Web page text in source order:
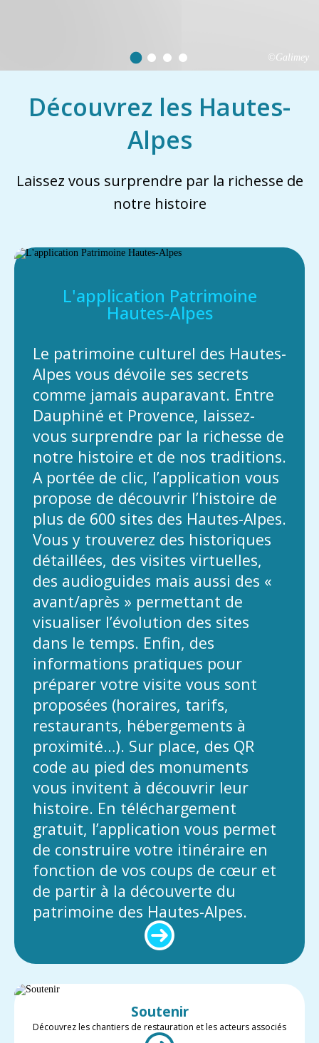
©Galimey
Découvrez les Hautes-
Alpes
Laissez vous surprendre par la richesse de
notre histoire
L'application Patrimoine
Hautes-Alpes
Le patrimoine culturel des Hautes-
Alpes vous dévoile ses secrets
comme jamais auparavant. Entre
Dauphiné et Provence, laissez-
vous surprendre par la richesse de
notre histoire et de nos traditions.
A portée de clic, l’application vous
propose de découvrir l’histoire de
plus de 600 sites des Hautes-Alpes.
Vous y trouverez des historiques
détaillées, des visites virtuelles,
des audioguides mais aussi des «
avant/après » permettant de
visualiser l’évolution des sites
dans le temps. Enfin, des
informations pratiques pour
préparer votre visite vous sont
proposées (horaires, tarifs,
restaurants, hébergements à
proximité…). Sur place, des QR
code au pied des monuments
vous invitent à découvrir leur
histoire. En téléchargement
gratuit, l’application vous permet
de construire votre itinéraire en
fonction de vos coups de cœur et
de partir à la découverte du
patrimoine des Hautes-Alpes.
Soutenir
Découvrez les chantiers de restauration et les acteurs associés